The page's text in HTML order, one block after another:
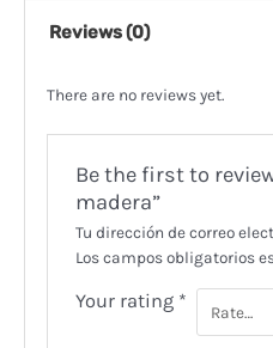
Reviews (0)
There are no reviews yet.
Be the first to
madera”
Tu dirección de correo
Los campos obligatorios
Your rating *